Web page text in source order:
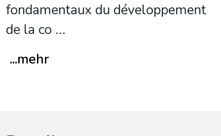
fondamentaux du développement
de la co ...
...mehr